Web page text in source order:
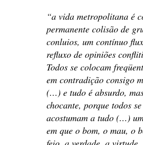
“a vida metropolitana é
permanente colisão de
conluios, um contínuo
refluxo de opiniões
Todos se colocam
em contradição consigo
(…) e tudo é absurdo,
chocante, porque todos se
acostumam a tudo (…)
em que o bom, o mau, o